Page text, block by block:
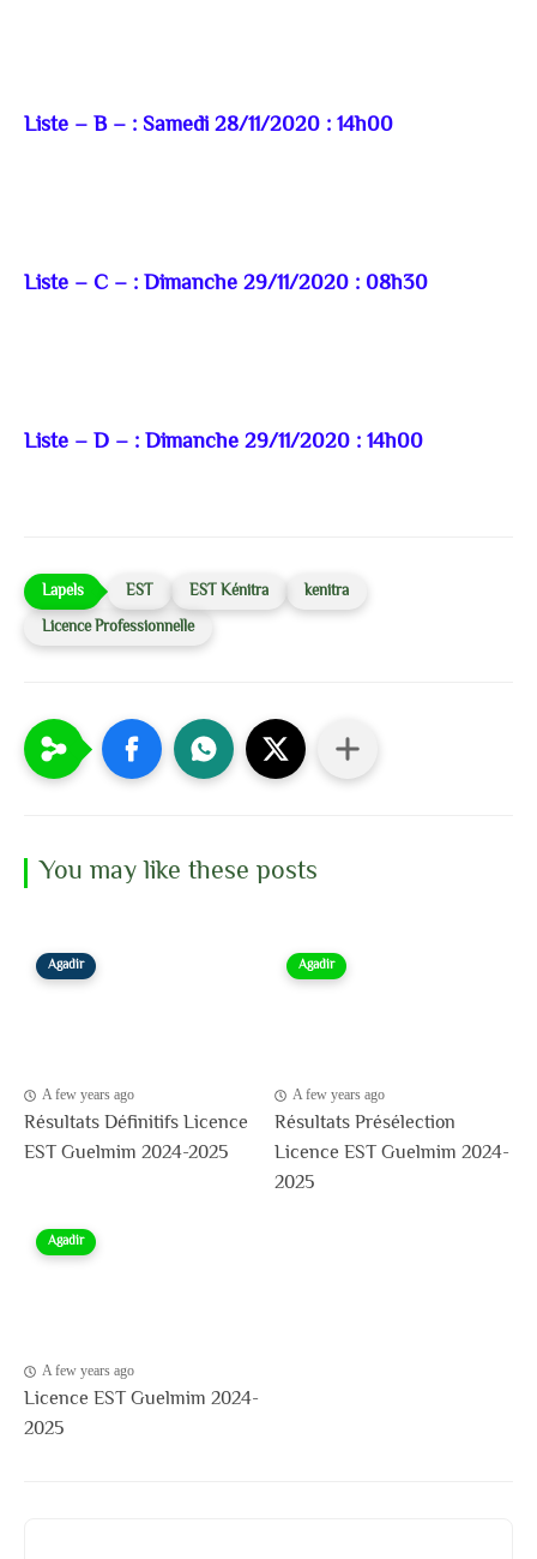
Liste – B – : Samedi 28/11/2020 : 14h00
Liste – C – : Dimanche 29/11/2020 : 08h30
Liste – D – : Dimanche 29/11/2020 : 14h00
EST EST Kénitra
kenitra
Licence Professionnelle
You may like these posts
Agadir
A few years ago
Résultats Définitifs Licence
EST Guelmim 2024-2025
Agadir
A few years ago
Résultats Présélection
Licence EST Guelmim 2024-
2025
Agadir
A few years ago
Licence EST Guelmim 2024-
2025